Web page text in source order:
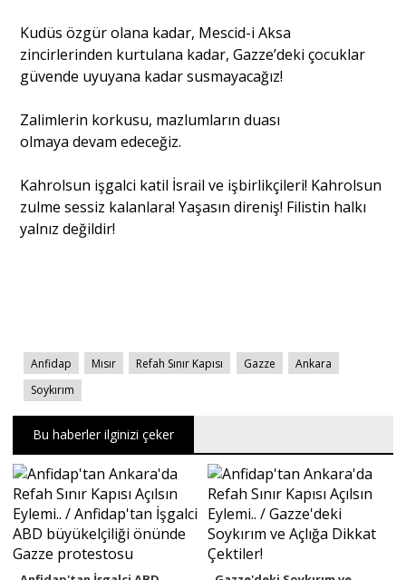
Kudüs özgür olana kadar, Mescid-i Aksa
zincirlerinden kurtulana kadar, Gazze’deki çocuklar
güvende uyuyana kadar susmayacağız!
Zalimlerin korkusu, mazlumların duası
olmaya devam edeceğiz.
Kahrolsun işgalci katil İsrail ve işbirlikçileri! Kahrolsun
zulme sessiz kalanlara! Yaşasın direniş! Filistin halkı
yalnız değildir!
Anfidap Mısır Refah Sınır Kapısı Gazze
Ankara
Soykırım
Bu haberler ilginizi çeker